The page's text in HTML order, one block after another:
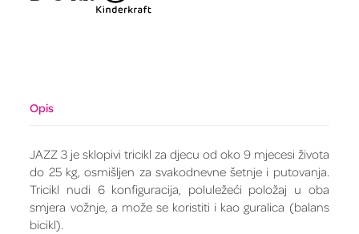
Opis
JAZZ 3 je sklopivi tricikl za djecu od oko 9 mjecesi života
do 25 kg, osmišljen za svakodnevne šetnje i putovanja.
Tricikl nudi 6 konfiguracija, poluležeći položaj u oba
smjera vožnje, a može se koristiti i kao guralica (balans
bicikl).